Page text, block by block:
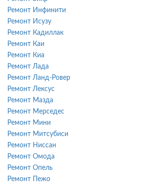
Ремонт Инфинити
Ремонт Исузу
Ремонт Кадиллак
Ремонт Каи
Ремонт Киа
Ремонт Лада
Ремонт Ланд-Ровер
Ремонт Лексус
Ремонт Мазда
Ремонт Мерседес
Ремонт Мини
Ремонт Митсубиси
Ремонт Ниссан
Ремонт Омода
Ремонт Опель
Ремонт Пежо